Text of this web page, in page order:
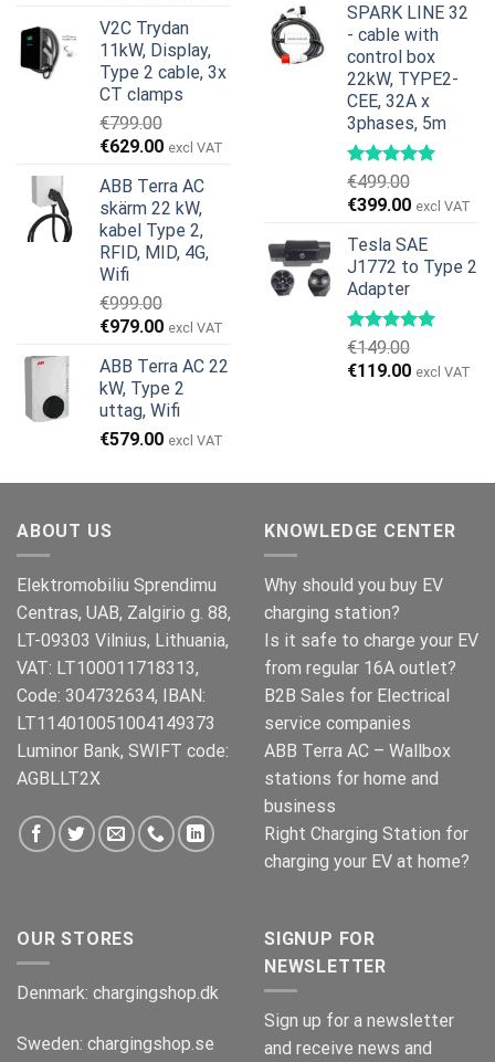
priset
var:
€599.00.
priset
är:
€379.00.
V2C Trydan
11kW, Display,
Type 2 cable, 3x
CT clamps
€799.00
Det
priset
var:
€799.00.
€629.00Det
priset
är:
€629.00.
excl VAT
ABB Terra AC
skärm 22 kW,
kabel Type 2,
RFID, MID, 4G,
Wifi
€999.00
Det
priset
var:
€999.00.
€979.00Det
priset
är:
€979.00.
excl VAT
ABB Terra AC 22
kW, Type 2
uttag, Wifi
€579.00 excl VAT
SPARK LINE 32
- cable with
control box
22kW, TYPE2-
CEE, 32A x
3phases, 5m
€499.00
Det
priset
var:
€499.00.
€399.00Det
priset
är:
excl VAT
Tesla SAE
J1772 to Type 2
Adapter
€149.00
Det
€119.00Det
excl VAT
ABOUT US
Elektromobiliu Sprendimu
Centras, UAB, Zalgirio g. 88,
LT-09303 Vilnius, Lithuania,
VAT: LT100011718313,
Code: 304732634, IBAN:
LT114010051004149373
Luminor Bank, SWIFT code:
AGBLLT2X
KNOWLEDGE CENTER
Why should you buy EV
charging station?
Is it safe to charge your EV
from regular 16A outlet?
B2B Sales for Electrical
service companies
ABB Terra AC – Wallbox
stations for home and
business
Right Charging Station for
charging your EV at home?
OUR STORES
Denmark: chargingshop.dk
Sweden: chargingshop.se
SIGNUP FOR
NEWSLETTER
Sign up for a newsletter
and receive news and